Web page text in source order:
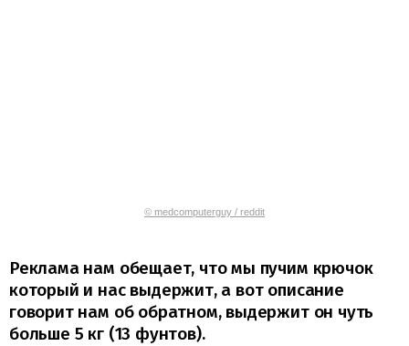
© medcomputerguy / reddit
Реклама нам обещает, что мы пучим крючок
который и нас выдержит, а вот описание
говорит нам об обратном, выдержит он чуть
больше 5 кг (13 фунтов).